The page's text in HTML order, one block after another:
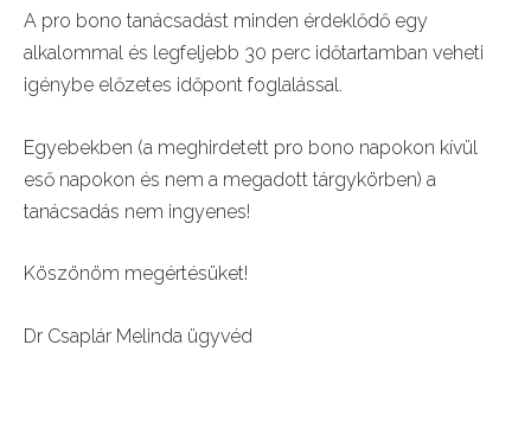
A pro bono tanácsadást minden érdeklődő egy
alkalommal és legfeljebb 30 perc időtartamban veheti
igénybe előzetes időpont foglalással.
Egyebekben (a meghirdetett pro bono napokon kívül
eső napokon és nem a megadott tárgykörben) a
tanácsadás nem ingyenes!
Köszönöm megértésüket!
Dr Csaplár Melinda ügyvéd